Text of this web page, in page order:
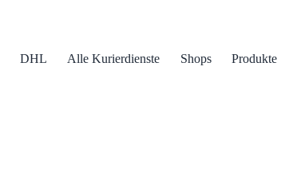
DHL Alle Kurierdienste Shops Produkte